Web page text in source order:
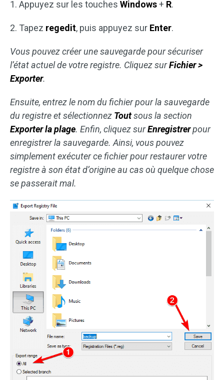
1. Appuyez sur les touches Windows+ R.
2. Tapez regedit, puis appuyez sur Enter.
Vous pouvez créer une sauvegarde pour sécuriser
l’état actuel de votre registre. Cliquez surFichier >
Exporter.
Ensuite, entrez le nom du fichier pour la sauvegarde
du registre et sélectionnez Toutsous la section
Exporter la plage. Enfin, cliquez surEnregistrerpour
enregistrer la sauvegarde. Ainsi, vous pouvez
simplement exécuter ce fichier pour restaurer votre
registre à son état d’origine au cas où quelque chose
se passerait mal.